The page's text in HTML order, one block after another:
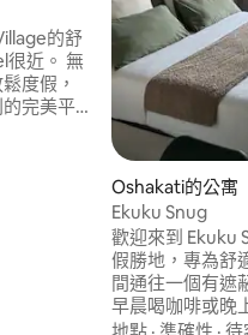
的舒
近。 無
度假，
完美平
，溫馨
Oshakati的公寓
Ekuku Snug
歡迎來到 Ekuku
假勝地，專為舒
間通往一個有遮
早晨喝咖啡或晚
享用一個配有柔